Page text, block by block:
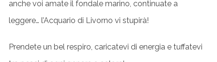
anche voi amate il fondale marino, continuate a
leggere… l’Acquario di Livorno vi stupirà!
Prendete un bel respiro, caricatevi di energia e tuffatevi